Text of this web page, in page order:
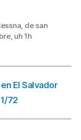
, de san
, uh 1h
El Salvador
72